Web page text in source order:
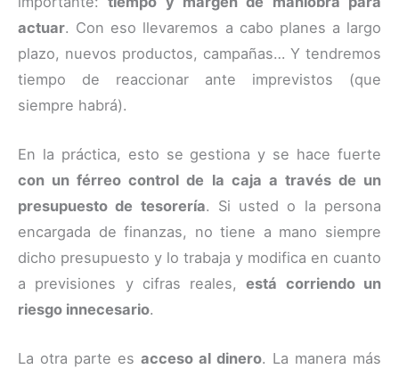
actuar. Con eso llevaremos a cabo planes a largo
plazo, nuevos productos, campañas… Y tendremos
tiempo de reaccionar ante imprevistos (que
siempre habrá).
En la práctica, esto se gestiona y se hace fuerte
con un férreo control de la caja a través de un
presupuesto de tesorería. Si usted o la persona
encargada de finanzas, no tiene a mano siempre
dicho presupuesto y lo trabaja y modifica en cuanto
a previsiones y cifras reales,está corriendo un
riesgo innecesario.
La otra parte es acceso al dinero. La manera más